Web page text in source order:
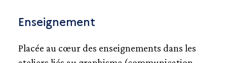
LE HAVRE-ROUEN
LORRAINE-METZ
LORRAINE-ÉPINAL
Enseignement
Placée au cœur des enseignements dans les